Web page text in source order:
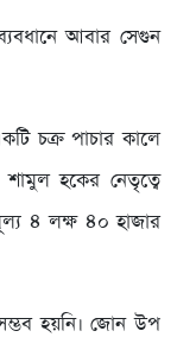
আবার সেগুন
চক্র পাচার কালে
হকের নেতৃত্বে
৪ লক্ষ ৪০ হাজার
হয়নি। জোন উপ